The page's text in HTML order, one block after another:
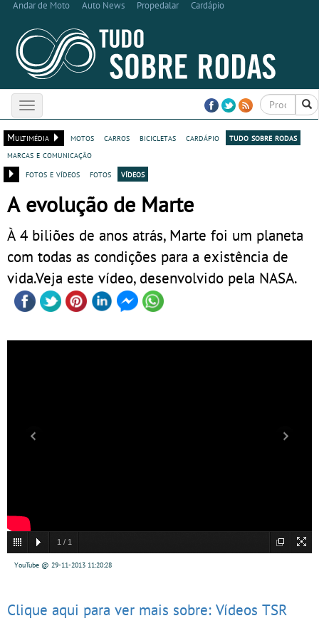
Andar de Moto Auto News Propedalar Cardápio
Toggle
navigation
Multimédia
motos carros bicicletas cardápio
tudo sobre rodas
marcas e comunicação
fotos e vídeos
fotos vídeos
A evolução de Marte
À 4 biliões de anos atrás, Marte foi um planeta
com todas as condições para a existência de
vida.Veja este vídeo, desenvolvido pela NASA.
1 / 1
YouTube @ 29-11-2013 11:20:28
Clique aqui para ver mais sobre: Vídeos TSR